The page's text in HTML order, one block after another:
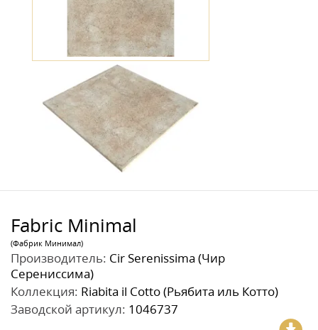
Fabric Minimal
(Фабрик Минимал)
Производитель: Cir Serenissima (Чир
Серениссима)
Коллекция: Riabita il Cotto (Рьябита иль Котто)
Заводской артикул: 1046737